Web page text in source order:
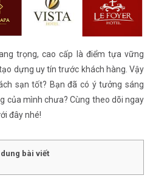
trọng, cao cấp là điểm tựa vững
dựng uy tín trước khách hàng. Vậy
sạn tốt? Bạn đã có ý tưởng sáng
của mình chưa? Cùng theo dõi ngay
đây nhé!
bài viết